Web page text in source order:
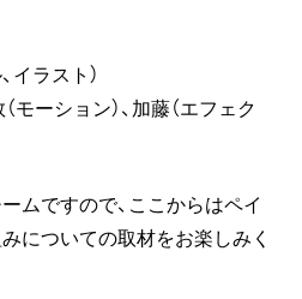
イラスト）
モーション）、加藤（エフェク
ムですので、ここからはペイ
についての取材をお楽しみく